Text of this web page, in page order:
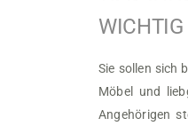
WICHTIG
Sie sollen sich
Möbel und
Angehörigen